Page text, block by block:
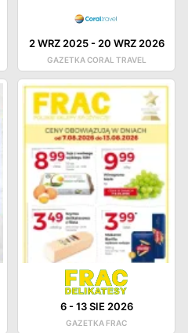
2 WRZ 2025- 20 WRZ 2026
GAZETKA CORAL TRAVEL
6-13 SIE 2026
GAZETKA FRAC